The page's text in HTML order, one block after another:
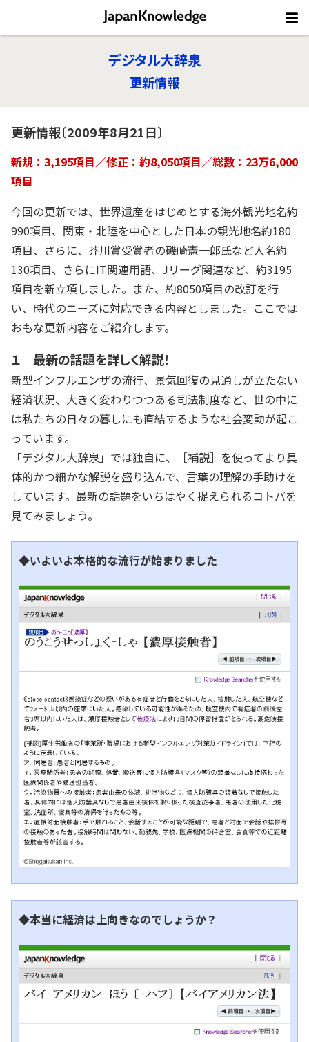
デジタル大辞泉
更新情報
更新情報〔2009年8月21日〕
新規：3,195項目／修正：約8,050項目／総数：23万6,000
項目
今回の更新では、世界遺産をはじめとする海外観光地名約
990項目、関東・北陸を中心とした日本の観光地名約180
項目、さらに、芥川賞受賞者の磯崎憲一郎氏など人名約
130項目、さらにIT関連用語、Jリーグ関連など、約3195
項目を新立項しました。また、約8050項目の改訂を行
い、時代のニーズに対応できる内容としました。ここでは
おもな更新内容をご紹介します。
１ 最新の話題を詳しく解説！
新型インフルエンザの流行、景気回復の見通しが立たない
経済状況、大きく変わりつつある司法制度など、世の中に
は私たちの日々の暮しにも直結するような社会変動が起こ
っています。
「デジタル大辞泉」では独自に、［補説］を使ってより具
体的かつ細かな解説を盛り込んで、言葉の理解の手助けを
しています。最新の話題をいちはやく捉えられるコトバを
見てみましょう。
◆いよいよ本格的な流行が始まりました
◆本当に経済は上向きなのでしょうか？